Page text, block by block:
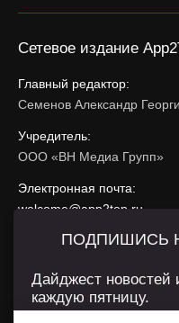
Сетевое издание
Главный редактор:
Семенов Александр
Учредитель:
ООО «ВН Медиа Групп»
Электронная почта:
welcome@app2top.ru
При использовании
Сайт использует IP адреса,
ПОДПИШИСЬ
Дайджест новостей
каждую пятницу.